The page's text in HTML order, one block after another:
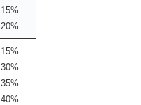
15%
15%
30%
35%
40%